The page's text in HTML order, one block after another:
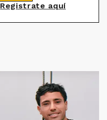
Registrate aquí